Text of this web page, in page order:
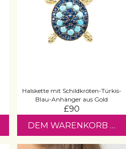
Halskette mit Schildkröten-Türkis-
Blau-Anhänger aus Gold
£90
DEM WARENKORB